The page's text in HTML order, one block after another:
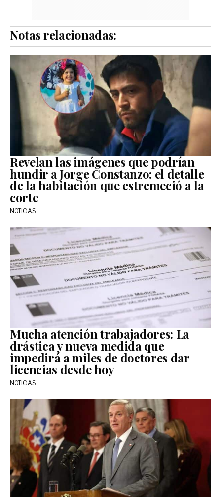
Notas relacionadas:
Revelan las imágenes que podrían
hundir a Jorge Constanzo: el detalle
de la habitación que estremeció a la
corte
NOTICIAS
Mucha atención trabajadores: La
drástica y nueva medida que
impedirá a miles de doctores dar
licencias desde hoy
NOTICIAS